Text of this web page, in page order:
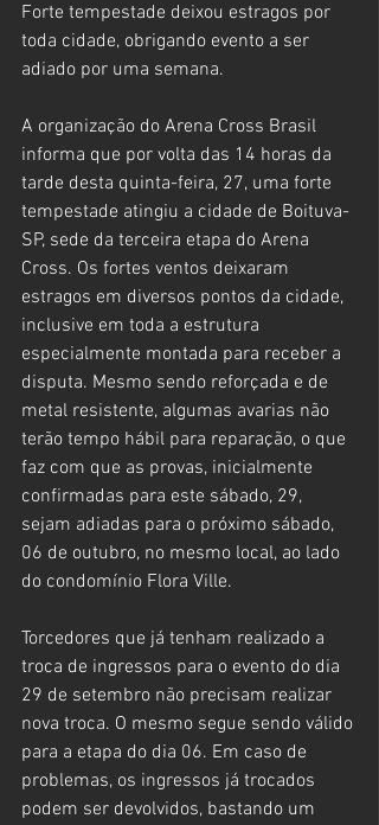
Forte tempestade deixou estragos por
toda cidade, obrigando evento a ser
adiado por uma semana.
A organização do Arena Cross Brasil
informa que por volta das 14 horas da
tarde desta quinta-feira, 27, uma forte
tempestade atingiu a cidade de Boituva-
SP, sede da terceira etapa do Arena
Cross. Os fortes ventos deixaram
estragos em diversos pontos da cidade,
inclusive em toda a estrutura
especialmente montada para receber a
disputa. Mesmo sendo reforçada e de
metal resistente, algumas avarias não
terão tempo hábil para reparação, o que
faz com que as provas, inicialmente
confirmadas para este sábado, 29,
sejam adiadas para o próximo sábado,
06 de outubro, no mesmo local, ao lado
do condomínio Flora Ville.
Torcedores que já tenham realizado a
troca de ingressos para o evento do dia
29 de setembro não precisam realizar
nova troca. O mesmo segue sendo válido
para a etapa do dia 06. Em caso de
problemas, os ingressos já trocados
podem ser devolvidos, bastando um